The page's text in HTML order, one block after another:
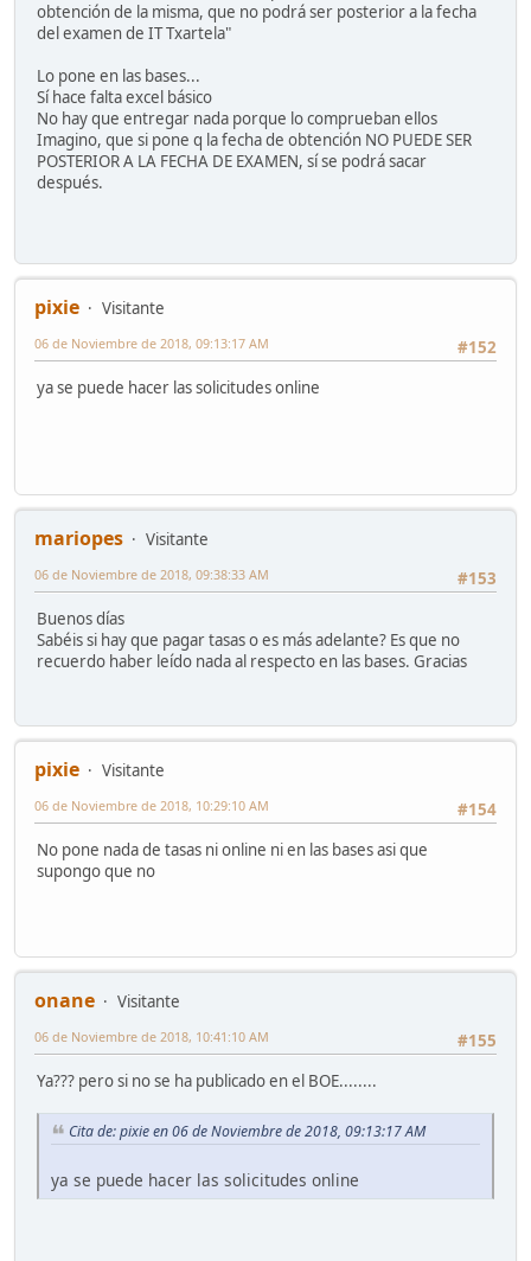
obtención de la misma, que no podrá ser posterior a la fecha
del examen de IT Txartela"
Lo pone en las bases...
Sí hace falta excel básico
No hay que entregar nada porque lo comprueban ellos
Imagino, que si pone q la fecha de obtención NO PUEDE SER
POSTERIOR A LA FECHA DE EXAMEN, sí se podrá sacar
después.
pixie
Visitante
#152
06 de Noviembre de 2018, 09:13:17 AM
ya se puede hacer las solicitudes online
mariopes
Visitante
#153
06 de Noviembre de 2018, 09:38:33 AM
Buenos días
Sabéis si hay que pagar tasas o es más adelante? Es que no
recuerdo haber leído nada al respecto en las bases. Gracias
pixie
Visitante
#154
06 de Noviembre de 2018, 10:29:10 AM
No pone nada de tasas ni online ni en las bases asi que
supongo que no
onane
Visitante
#155
06 de Noviembre de 2018, 10:41:10 AM
Ya??? pero si no se ha publicado en el BOE........
Cita de: pixie en 06 de Noviembre de 2018, 09:13:17 AM
ya se puede hacer las solicitudes online